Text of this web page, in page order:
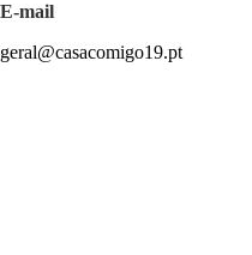
E-mail
geral@casacomigo19.pt